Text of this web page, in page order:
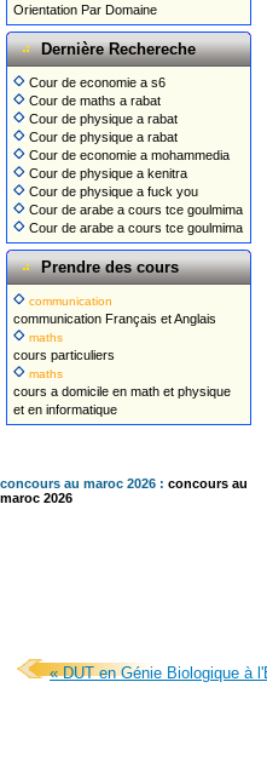
Orientation Par Domaine
Dernière Rechereche
Cour de economie a s6
Cour de maths a rabat
Cour de physique a rabat
Cour de physique a rabat
Cour de economie a mohammedia
Cour de physique a kenitra
Cour de physique a fuck you
Cour de arabe a cours tce goulmima
Cour de arabe a cours tce goulmima
Prendre des cours
communication
communication Français et Anglais
maths
cours particuliers
maths
cours a domicile en math et physique
et en informatique
concours au maroc 2026 : concours au
maroc 2026
« DUT en Génie Biologique à